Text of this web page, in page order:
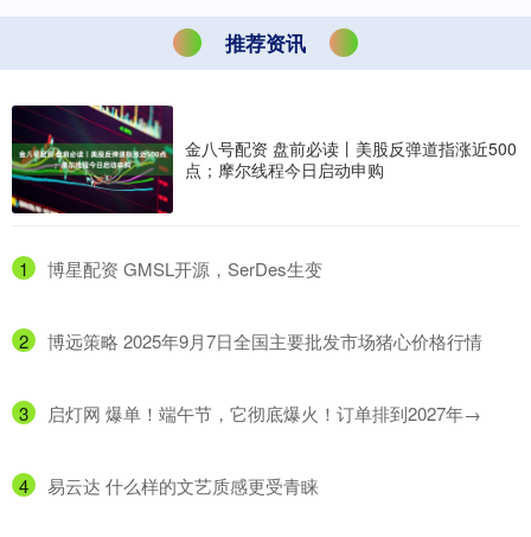
推荐资讯
金八号配资 盘前必读丨美股反弹道指涨近500
点；摩尔线程今日启动申购
1 ​博星配资 GMSL开源，SerDes生变
2 ​博远策略 2025年9月7日全国主要批发市场猪心价格行情
3 ​启灯网 爆单！端午节，它彻底爆火！订单排到2027年→
4 ​易云达 什么样的文艺质感更受青睐